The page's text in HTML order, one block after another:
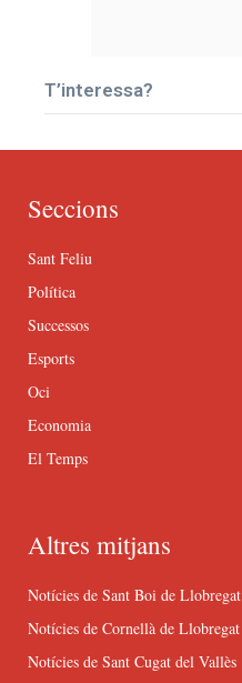
T’interessa?
Seccions
Sant Feliu
Política
Successos
Esports
Oci
Economia
El Temps
Altres mitjans
Notícies de Sant Boi de Llobregat
Notícies de Cornellà de Llobregat
Notícies de Sant Cugat del Vallès